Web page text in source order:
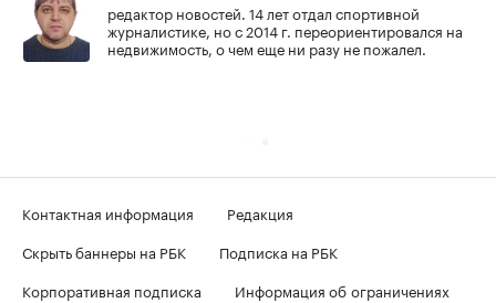
редактор новостей. 14 лет отдал спортивной
журналистике, но с 2014 г. переориентировался на
недвижимость, о чем еще ни разу не пожалел.
Контактная информация
Редакция
Скрыть баннеры на РБК
Подписка на РБК
Корпоративная подписка
Информация об ограничениях